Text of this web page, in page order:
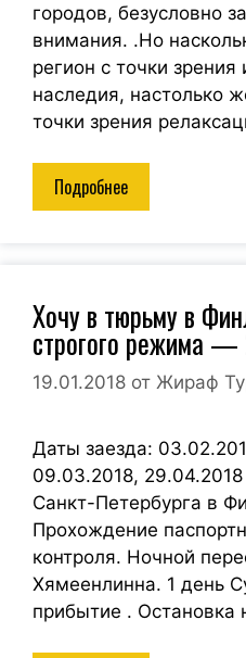
городов, безусловно
внимания. .Но
регион с точки зрения
наследия, настолько
точки зрения
Подробнее
Хочу в тюрьму в
строгого режима
19.01.2018 от Жираф
Даты заезда:
09.03.2018,
Санкт-Петербурга в
Прохождение
контроля. Ночной
Хямеенлинна. 1 день
прибытие . Остановка